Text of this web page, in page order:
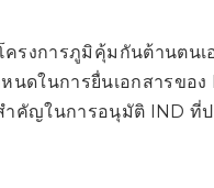
ครงการภูมิคุ้มกันต้านตนเ
นดในการยื่นเอกสารของ
ำคัญในการอนุมัติ IND ที่